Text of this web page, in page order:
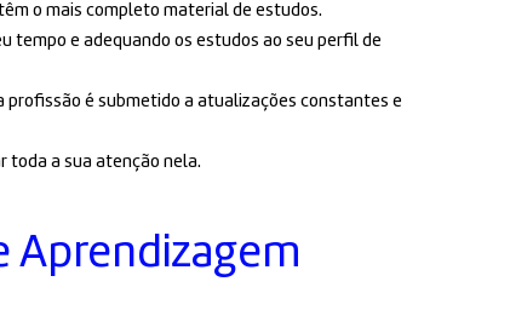
o mais completo material de estudos.
tempo e adequando os estudos ao seu perfil de
profissão é submetido a atualizações constantes e
toda a sua atenção nela.